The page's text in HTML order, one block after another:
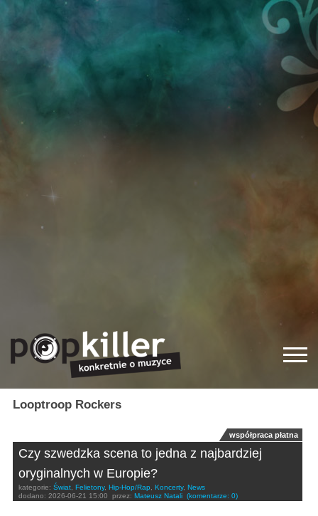
Looptroop Rockers
współpraca płatna
Czy szwedzka scena to jedna z najbardziej
oryginalnych w Europie?
kategorie: Świat, Felietony, Hip-Hop/Rap, Koncerty, News
dodano: 2026-06-21 15:00 przez: Mateusz Natali (komentarze: 0)